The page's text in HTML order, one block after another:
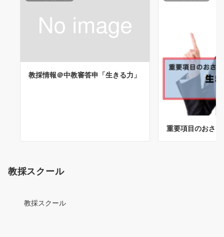
教採情報＠中教審答申「生きる力」
重要項目のおさ
教採スクール
教採スクール